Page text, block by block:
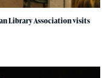
Library Association visits